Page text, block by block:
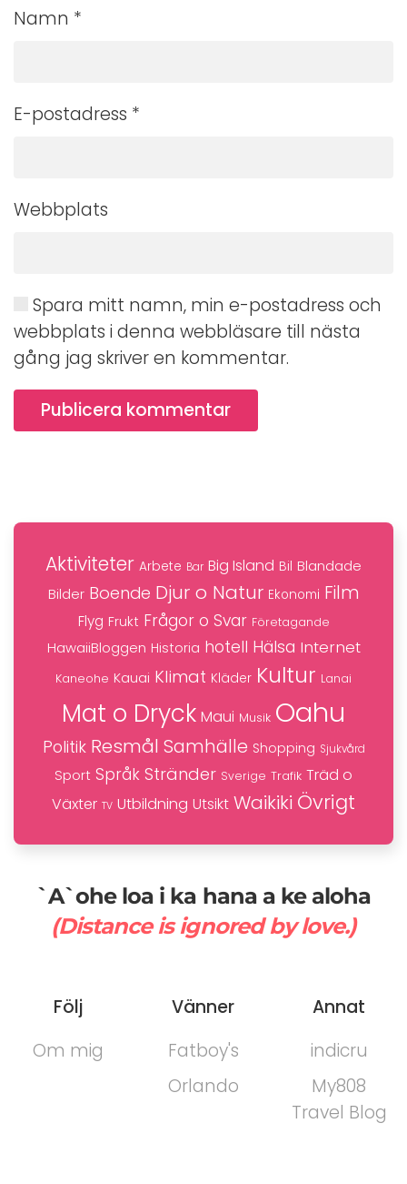
Namn *
E-postadress *
Webbplats
Spara mitt namn, min e-postadress och
webbplats i denna webbläsare till nästa
gång jag skriver en kommentar.
Publicera kommentar
Aktiviteter Arbete Bar Big Island Bil Blandade
Bilder Boende Djur o Natur Ekonomi Film
Flyg Frukt Frågor o Svar Företagande
HawaiiBloggen Historia hotell Hälsa Internet
Kaneohe Kauai Klimat Kläder Kultur Lanai
Mat o Dryck Maui Musik Oahu
Politik Resmål Samhälle Shopping Sjukvård
Sport Språk Stränder Sverige Trafik Träd o
Växter TV Utbildning Utsikt Waikiki Övrigt
`A`ohe loa i ka hana a ke aloha
(Distance is ignored by love.)
Följ
Om mig
Vänner
Fatboy's
Orlando
Annat
indicru
My808
Travel Blog